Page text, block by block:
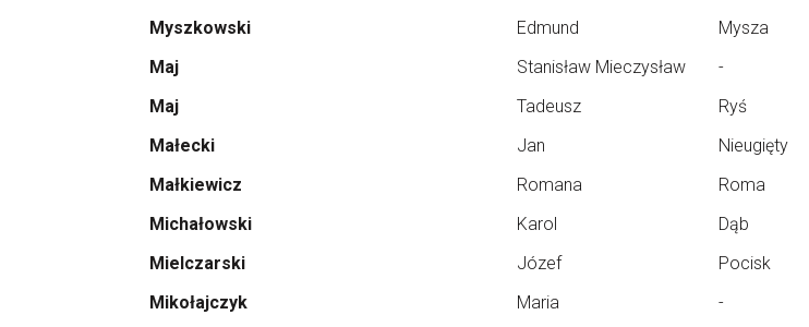
Myszkowski
Edmund Mysza
Maj
Stanisław Mieczysław -
Maj
Tadeusz Ryś
Małecki
Jan Nieugięty
Małkiewicz
Romana Roma
Michałowski
Karol Dąb
Mielczarski
Józef Pocisk
Mikołajczyk
Maria -